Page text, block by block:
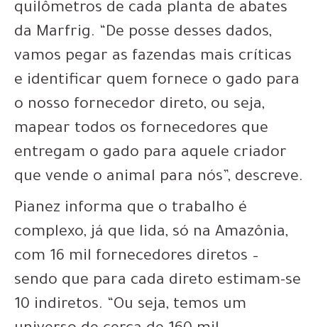
quilômetros de cada planta de abates
da Marfrig. “De posse desses dados,
vamos pegar as fazendas mais críticas
e identificar quem fornece o gado para
o nosso fornecedor direto, ou seja,
mapear todos os fornecedores que
entregam o gado para aquele criador
que vende o animal para nós”, descreve.
Pianez informa que o trabalho é
complexo, já que lida, só na Amazônia,
com 16 mil fornecedores diretos –
sendo que para cada direto estimam-se
10 indiretos. “Ou seja, temos um